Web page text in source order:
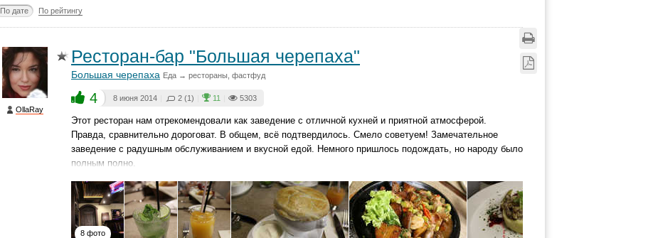
По дате По рейтингу
OllaRay
Ресторан-бар "Большая черепаха"
Большая черепаха Еда → рестораны, фастфуд
4 8 июня 2014 2 (1) 11 5303
Этот ресторан нам отрекомендовали как заведение с отличной кухней и приятной атмосферой.
Правда, сравнительно дороговат. В общем, всё подтвердилось. Смело советуем! Замечательное
заведение с радушным обслуживанием и вкусной едой. Немного пришлось подождать, но народу было
полным полно.
8 фото